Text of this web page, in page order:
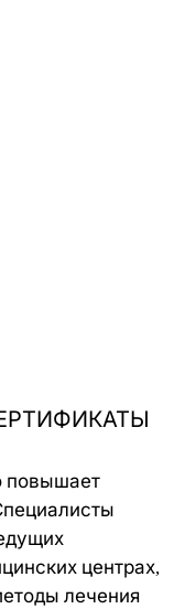
повышает
центрах,
лечения